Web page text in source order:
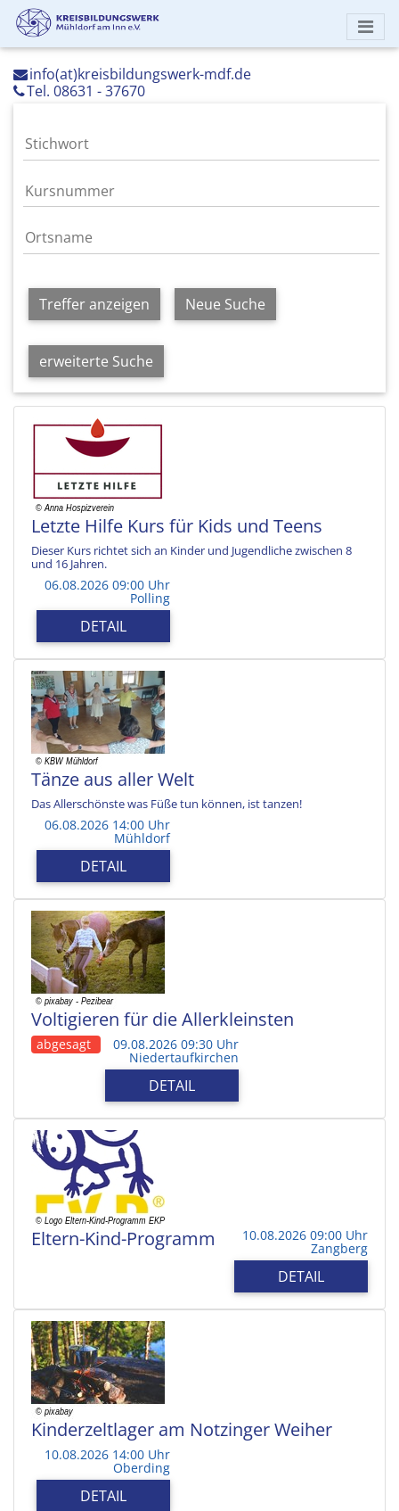
info(at)kreisbildungswerk-mdf.de
Tel. 08631 - 37670
Treffer anzeigen Neue Suche
erweiterte Suche
Letzte Hilfe Kurs für Kids und Teens
Dieser Kurs richtet sich an Kinder und Jugendliche zwischen 8
und 16 Jahren.
06.08.2026 09:00 Uhr
Polling
DETAIL
Tänze aus aller Welt
Das Allerschönste was Füße tun können, ist tanzen!
06.08.2026 14:00 Uhr
Mühldorf
DETAIL
Voltigieren für die Allerkleinsten
abgesagt 09.08.2026 09:30 Uhr
Niedertaufkirchen
DETAIL
Eltern-Kind-Programm 10.08.2026 09:00 Uhr
Zangberg
DETAIL
Kinderzeltlager am Notzinger Weiher
10.08.2026 14:00 Uhr
Oberding
DETAIL